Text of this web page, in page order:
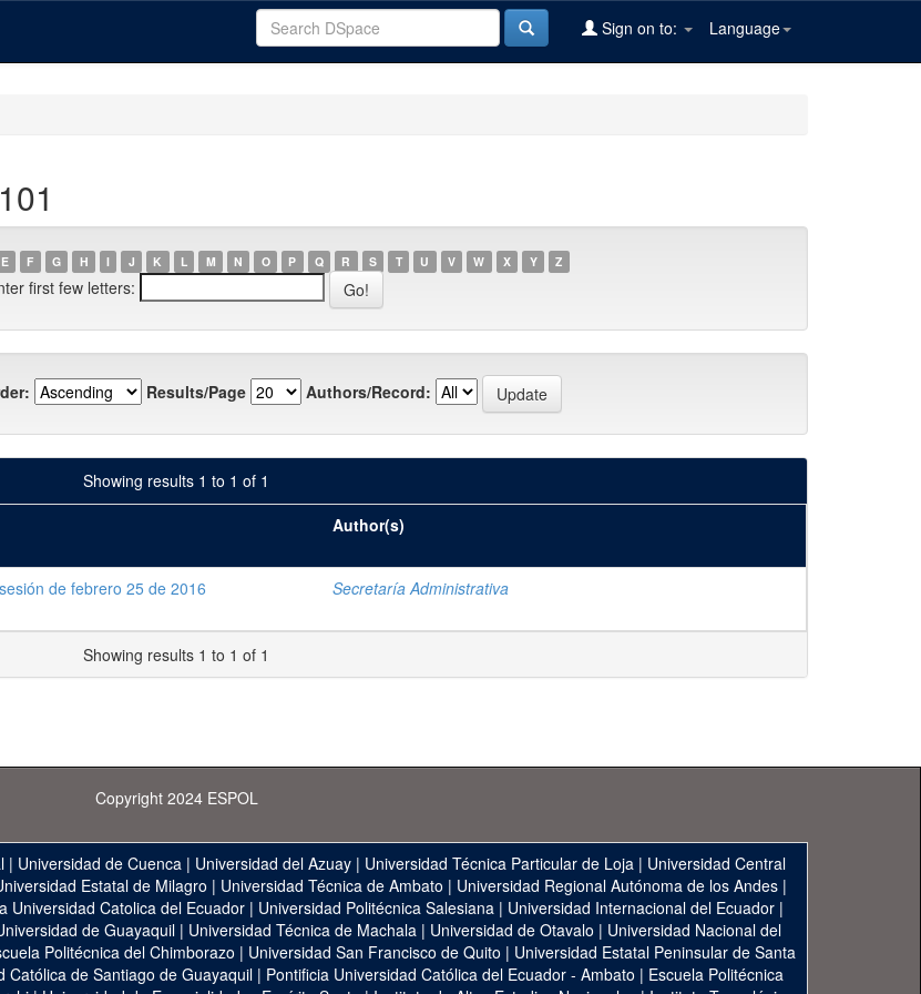
Language
Sign on to:
E F G H I J K L M N O P Q R S T U V W X Y Z
first few letters:
Results/Page Authors/Record:
Showing results 1 to 1 of 1
Author(s)
de febrero 25 de 2016 Secretaría Administrativa
Showing results 1 to 1 of 1
Copyright 2024 ESPOL
| Universidad de Cuenca | Universidad del Azuay | Universidad Técnica Particular de Loja | Universidad Central
Estatal de Milagro | Universidad Técnica de Ambato | Universidad Regional Autónoma de los Andes|
Universidad Catolica del Ecuador| Universidad Politécnica Salesiana| Universidad Internacional del Ecuador|
de Guayaquil | Universidad Técnica de Machala | Universidad de Otavalo | Universidad Nacional del
Politécnica del Chimborazo | Universidad San Francisco de Quito | Universidad Estatal Peninsular de Santa
Católica de Santiago de Guayaquil | Pontificia Universidad Católica del Ecuador - Ambato | Escuela Politécnica